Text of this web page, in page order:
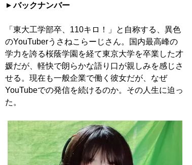
バックナンバー
「東大工学部卒、110キロ！」と自称する、異色
のYouTuberうさねこらーじさん。国内最高峰の
学力を誇る桜蔭学園を経て東京大学を卒業した才
媛だが、軽快で朗らかな語り口が親しみを感じさ
せる。現在も一般企業で働く彼女だが、なぜ
YouTubeでの発信を続けるのか。その人生に迫っ
た。